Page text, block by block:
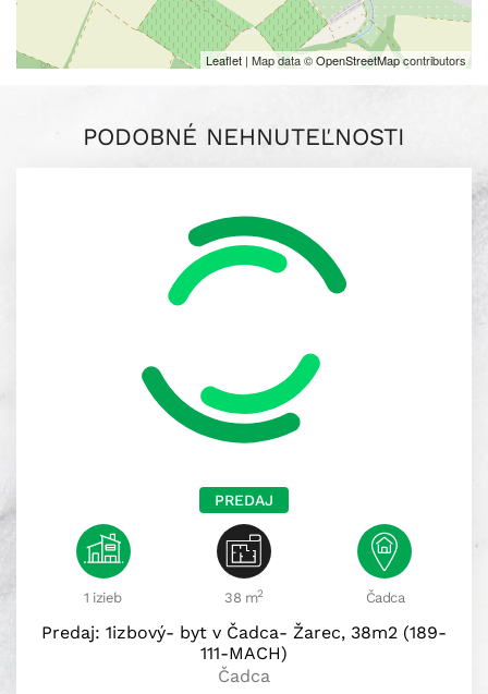
Leaflet | Map data ©OpenStreetMapcontributors
PODOBNÉ NEHNUTEĽNOSTI
PREDAJ
1 izieb 38 m2 Čadca
Predaj: 1izbový- byt v Čadca- Žarec, 38m2 (189-
111-MACH)
Čadca